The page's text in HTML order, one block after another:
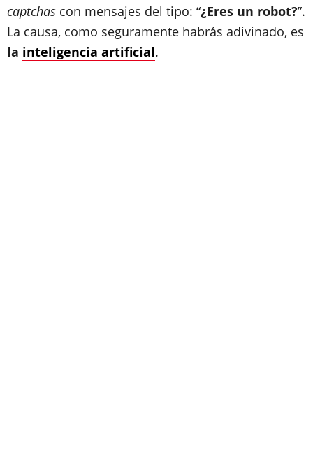
captchas con mensajes del tipo: “¿Eres un robot?”.
La causa, como seguramente habrás adivinado, es
la inteligencia artificial.